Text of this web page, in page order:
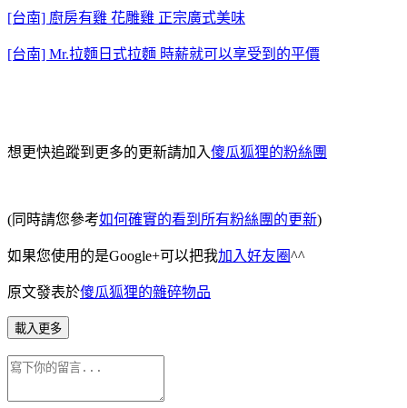
[台南] 廚房有雞 花雕雞 正宗廣式美味
[台南] Mr.拉麵日式拉麵 時薪就可以享受到的平價
想更快追蹤到更多的更新請加入傻瓜狐狸的粉絲團
(同時請您參考如何確實的看到所有粉絲團的更新)
如果您使用的是Google+可以把我加入好友圈^^
原文發表於傻瓜狐狸的雜碎物品
載入更多